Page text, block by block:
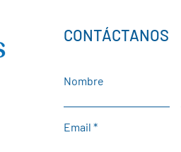
CONTÁCTANOS
Nombre
Email